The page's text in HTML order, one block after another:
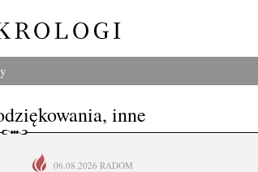
inne
06.08.2026 RADOM